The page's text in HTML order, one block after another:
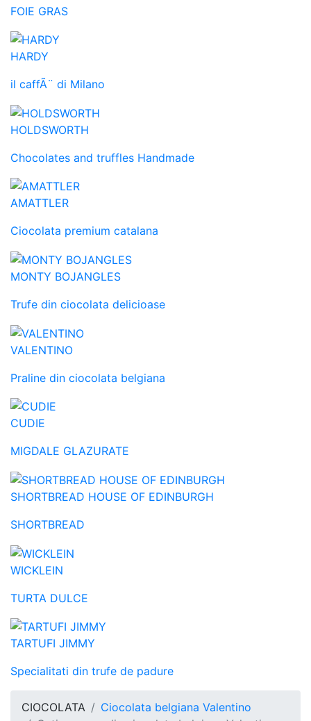
FOIE GRAS
HARDY
il caffÃ¨ di Milano
HOLDSWORTH
Chocolates and truffles Handmade
AMATTLER
Ciocolata premium catalana
MONTY BOJANGLES
Trufe din ciocolata delicioase
VALENTINO
Praline din ciocolata belgiana
CUDIE
MIGDALE GLAZURATE
SHORTBREAD HOUSE OF EDINBURGH
SHORTBREAD
WICKLEIN
TURTA DULCE
TARTUFI JIMMY
Specialitati din trufe de padure
CIOCOLATA
Ciocolata belgiana Valentino